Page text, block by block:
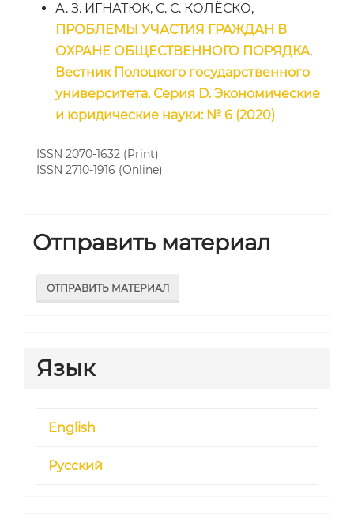
А. З. ИГНАТЮК, С. С. КОЛЁСКО,
ПРОБЛЕМЫ УЧАСТИЯ ГРАЖДАН В
ОХРАНЕ ОБЩЕСТВЕННОГО ПОРЯДКА,
Вестник Полоцкого государственного
университета. Серия D. Экономические
и юридические науки: № 6 (2020)
ISSN 2070-1632 (Print)
ISSN 2710-1916 (Online)
Отправить материал
ОТПРАВИТЬ МАТЕРИАЛ
Язык
English
Русский